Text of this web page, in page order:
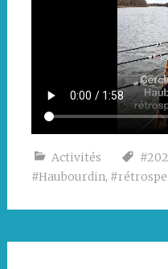
Activités
#Haubourdin,